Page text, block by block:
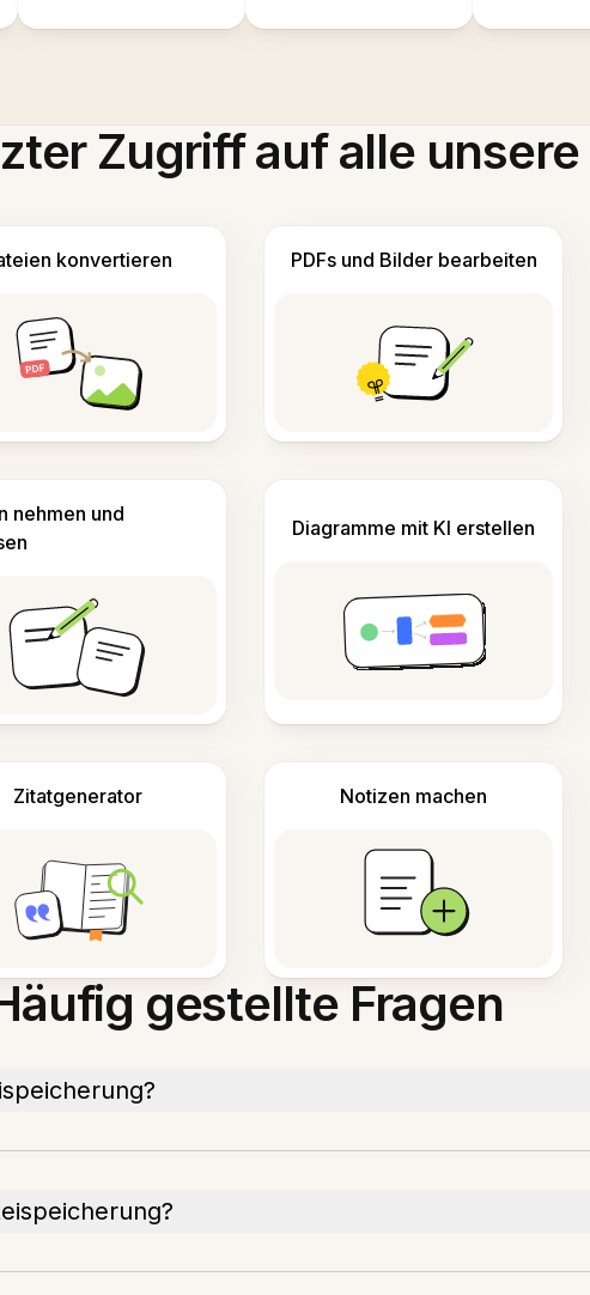
Zugriff auf alle unsere
konvertieren PDFs und Bilder bearbeiten
nehmen und
Diagramme mit KI erstellen
Zitatgenerator Notizen machen
gestellte Fragen